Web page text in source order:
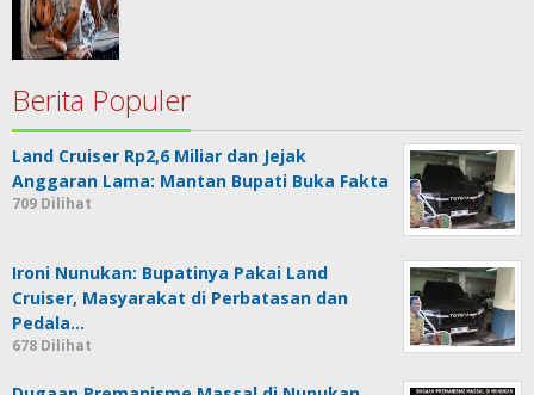
Berita Populer
Land Cruiser Rp2,6 Miliar dan Jejak
Anggaran Lama: Mantan Bupati Buka Fakta
709 Dilihat
Ironi Nunukan: Bupatinya Pakai Land
Cruiser, Masyarakat di Perbatasan dan
Pedala…
678 Dilihat